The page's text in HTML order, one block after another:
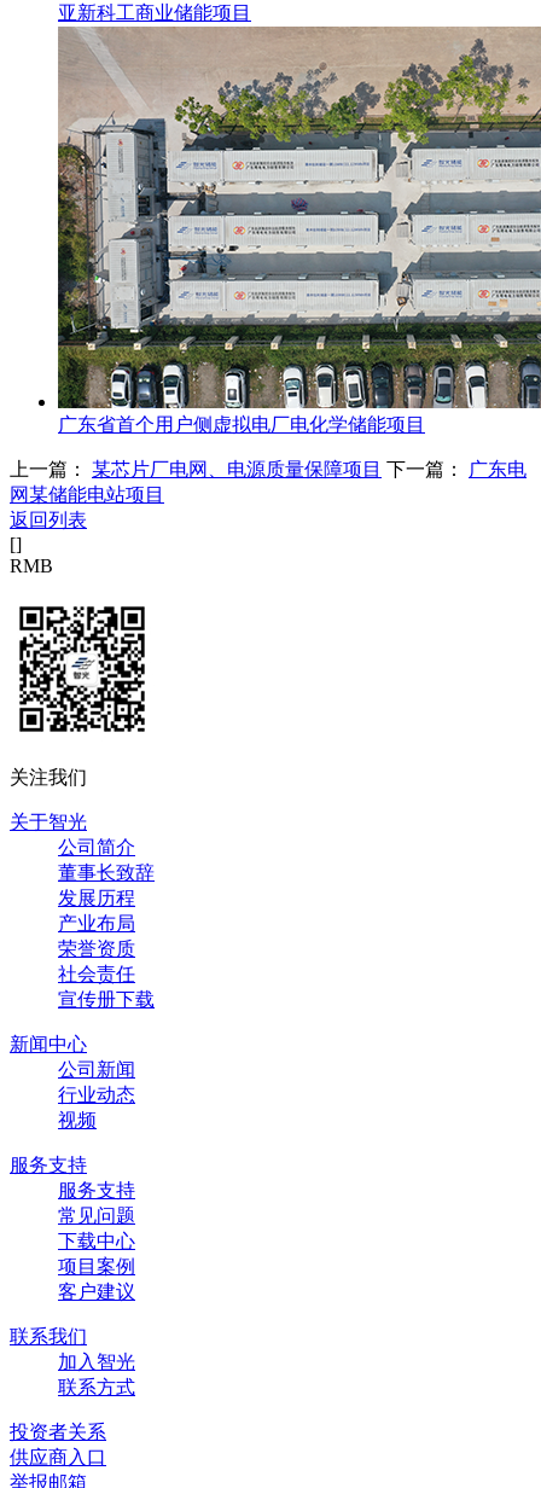
亚新科工商业储能项目
广东省首个用户侧虚拟电厂电化学储能项目
上一篇： 某芯片厂电网、电源质量保障项目 下一篇：
广东电
网某储能电站项目
返回列表
[]
RMB
关注我们
关于智光
公司简介
董事长致辞
发展历程
产业布局
荣誉资质
社会责任
宣传册下载
新闻中心
公司新闻
行业动态
视频
服务支持
服务支持
常见问题
下载中心
项目案例
客户建议
联系我们
加入智光
联系方式
投资者关系
供应商入口
举报邮箱